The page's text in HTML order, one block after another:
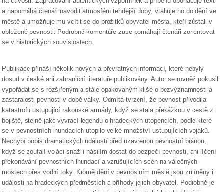
a napomáhá čtenáři navodit atmosféru tehdejší doby, vtahuje ho do dění ve
městě a umožňuje mu vcítit se do prožitků obyvatel města, kteří zůstali v
obležené pevnosti. Podrobné komentáře zase pomáhají čtenáři zorientovat
se v historických souvislostech.
Publikace přináší několik nových a převratných informací, které nebyly
dosud v české ani zahraniční literatuře publikovány. Autor se rovněž pokusil
vypořádat se s rozšířeným a stále opakovaným klišé o bezvýznamnosti a
zastaralosti pevnosti v době války. Odmítá tvrzení, že pevnost přivodila
katastrofu ustupující rakouské armády, když se stala překážkou v cestě z
bojiště, stejně jako vyvrací legendu o hradeckých utopencích, podle které
se v pevnostních inundacích utopilo velké množství ustupujících vojáků.
Nechybí popis dramatických událostí před uzavřenou pevnostní bránou,
když se zoufalí vojáci snažili násilím dostat do bezpečí pevnosti, ani líčení
překonávání pevnostních inundací a vzrušujících scén na válečných
mostech přes vodní toky. Kromě dění v pevnostním městě jsou zmíněny i
události na hradeckých předměstích a příhody jejich obyvatel. Podrobně je